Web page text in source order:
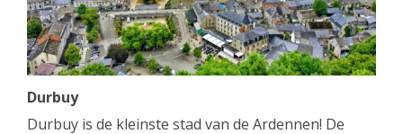
Durbuy
Durbuy is de kleinste stad van de Ardennen! De